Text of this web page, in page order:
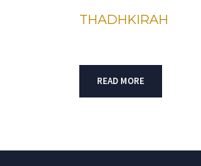
THADHKIRAH
READ MORE